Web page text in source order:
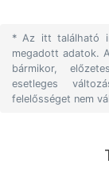
* Az itt található
megadott adatok.
bármikor,
esetleges
felelősséget nem